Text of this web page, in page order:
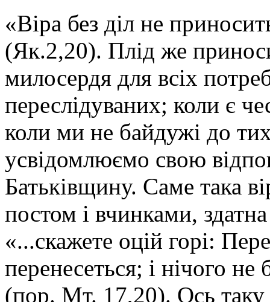
«Віра без діл не
(Як.2,20). Плід же
милосердя для всіх
переслідуваних; коли є
коли ми не байдужі до
усвідомлюємо свою
Батьківщину. Саме така
постом і вчинками,
«...скажете оцій горі:
перенесеться; і нічого
(пор. Мт. 17,20). Ось